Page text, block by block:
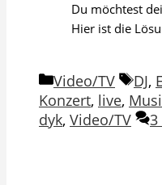
Du möchtest
Hier ist die
Kategorien
Video/TV DJ,
Konzert, live,
dyk, Video/TV 3